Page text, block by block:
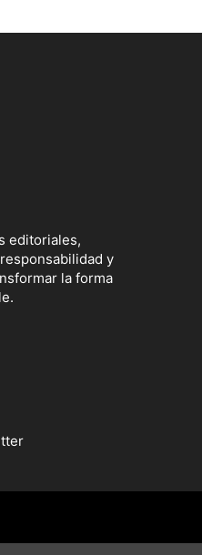
editoriales,
y
la forma